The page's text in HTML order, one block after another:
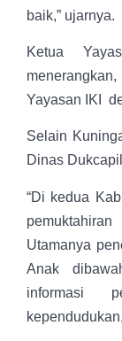
baik,” ujarnya.
Ketua
Yayasan IKI
Selain
Dinas
“Di kedua
Utamanya
Anak
informasi